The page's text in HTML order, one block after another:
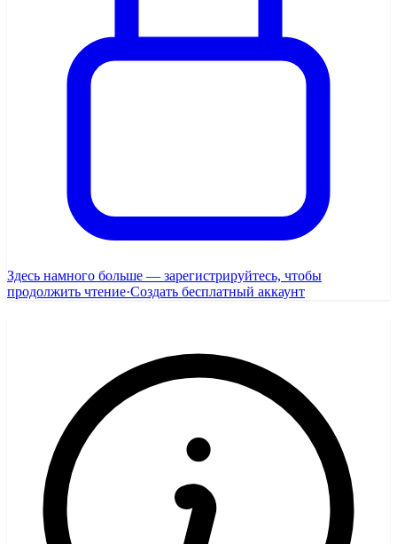
Здесь намного больше — зарегистрируйтесь, чтобы
продолжить чтение·Создать бесплатный аккаунт